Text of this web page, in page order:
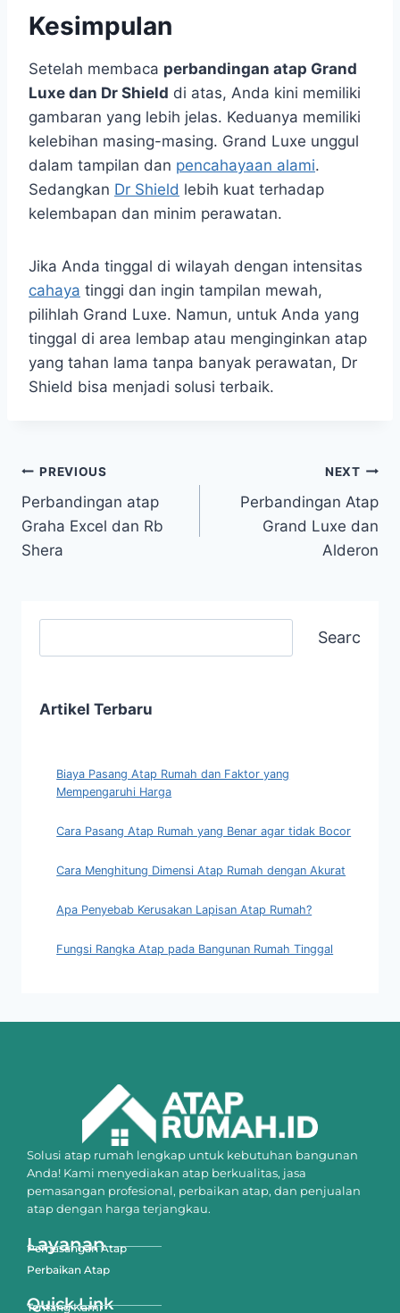
Kesimpulan
Setelah membaca perbandingan atap Grand
Luxe dan Dr Shield di atas, Anda kini memiliki
gambaran yang lebih jelas. Keduanya memiliki
kelebihan masing-masing. Grand Luxe unggul
dalam tampilan dan pencahayaan alami.
Sedangkan Dr Shield lebih kuat terhadap
kelembapan dan minim perawatan.
Jika Anda tinggal di wilayah dengan intensitas
cahaya tinggi dan ingin tampilan mewah,
pilihlah Grand Luxe. Namun, untuk Anda yang
tinggal di area lembap atau menginginkan atap
yang tahan lama tanpa banyak perawatan, Dr
Shield bisa menjadi solusi terbaik.
PREVIOUS
Perbandingan atap
Graha Excel dan Rb
Shera
NEXT
Perbandingan Atap
Grand Luxe dan
Alderon
Search
Artikel Terbaru
Biaya Pasang Atap Rumah dan Faktor yang
Mempengaruhi Harga
Cara Pasang Atap Rumah yang Benar agar tidak Bocor
Cara Menghitung Dimensi Atap Rumah dengan Akurat
Apa Penyebab Kerusakan Lapisan Atap Rumah?
Fungsi Rangka Atap pada Bangunan Rumah Tinggal
Solusi atap rumah lengkap untuk kebutuhan bangunan
Anda! Kami menyediakan atap berkualitas, jasa
pemasangan profesional, perbaikan atap, dan penjualan
atap dengan harga terjangkau.
Layanan
Pemasangan Atap
Perbaikan Atap
Quick Link
Tentang Kami